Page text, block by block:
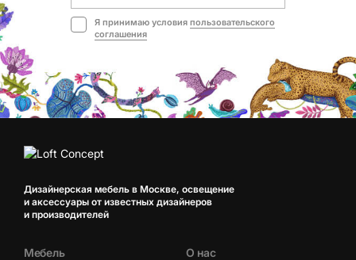
Я принимаю условия пользовательского
соглашения
Дизайнерская мебель в Москве, освещение
и аксессуары от известных дизайнеров
и производителей
Мебель
О нас